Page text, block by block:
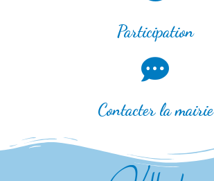
Participation
Contacter la mairie